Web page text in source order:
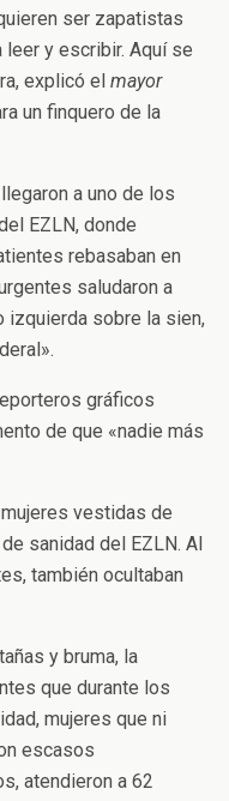
ser zapatistas
leer y escribir. Aquí se
explicó el mayor
un finquero de la
a uno de los
EZLN, donde
rebasaban en
saludaron a
izquierda sobre la sien,
gráficos
de que «nadie más
vestidas de
sanidad del EZLN. Al
también ocultaban
y bruma, la
que durante los
mujeres que ni
escasos
atendieron a 62